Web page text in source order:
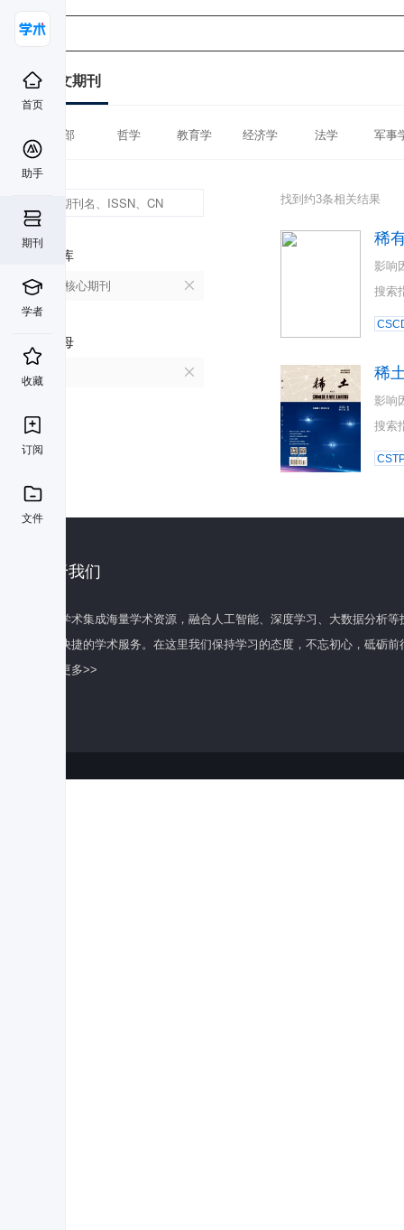
首页
助手
期刊
学者
收藏
订阅
文件
中文期刊
全部 哲学 教育学 经济学 法学 军事
数据库
北大核心期刊
首字母
找到约3条相关结果
稀
影响
搜索
稀
影响
搜索
关于我们
百度学术集成海量学术资源，融合人工智能、深度学习、大数据分析
全面快捷的学术服务。在这里我们保持学习的态度，不忘初心，砥砺前
了解更多>>